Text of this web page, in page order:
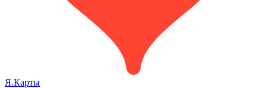
Я.Карты